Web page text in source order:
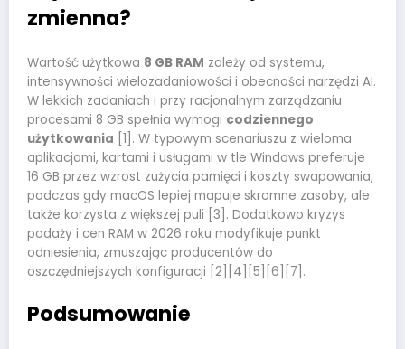
zmienna?
Wartość użytkowa 8 GB RAM zależy od systemu,
intensywności wielozadaniowości i obecności narzędzi AI.
W lekkich zadaniach i przy racjonalnym zarządzaniu
procesami 8 GB spełnia wymogi codziennego
użytkowania [1]. W typowym scenariuszu z wieloma
aplikacjami, kartami i usługami w tle Windows preferuje
16 GB przez wzrost zużycia pamięci i koszty swapowania,
podczas gdy macOS lepiej mapuje skromne zasoby, ale
także korzysta z większej puli [3]. Dodatkowo kryzys
podaży i cen RAM w 2026 roku modyfikuje punkt
odniesienia, zmuszając producentów do
oszczędniejszych konfiguracji [2][4][5][6][7].
Podsumowanie